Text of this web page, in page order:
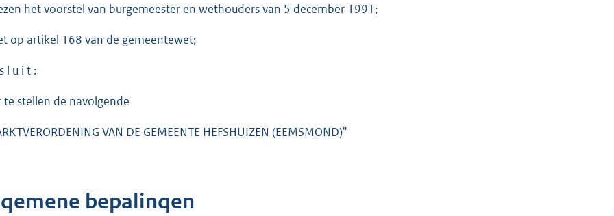
het voorstel van burgemeester en wethouders van 5 december 1991;
op artikel 168 van de gemeentewet;
l u i t :
te stellen de navolgende
VAN DE GEMEENTE HEFSHUIZEN (EEMSMOND)"
bepalinqen